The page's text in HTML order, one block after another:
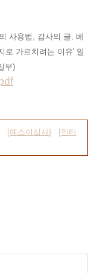
사용법, 감사의 글, 베
로 가르치려는 이유' 일
부)
[예스이십사] [인터